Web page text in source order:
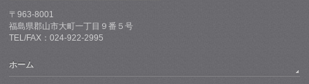
〒963-8001
福島県郡山市大町一丁目９番５号
TEL/FAX：024-922-2995
ホーム